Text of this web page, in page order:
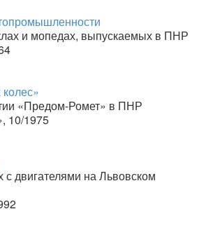
и мопедах, выпускаемых в ПНР
«Предом-Ромет» в ПНР
10/1975
двигателями на Львовском